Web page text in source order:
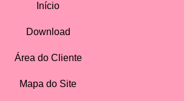
Início
Download
Área do Cliente
Mapa do Site